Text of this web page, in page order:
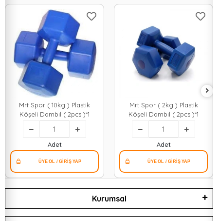
Mrt Spor ( 10kg ) Plastik
Köşeli Dambıl ( 2pcs )*1
Adet
Mrt Spor ( 2kg ) Plastik
Köşeli Dambıl ( 2pcs )*1
Adet
Kurumsal